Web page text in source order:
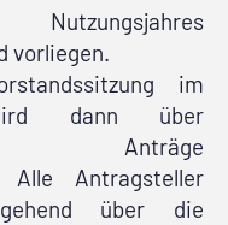
vorliegen.
im
dann über
Anträge
Alle Antragsteller
über die